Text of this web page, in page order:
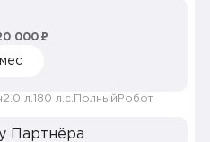
000 ₽
2.0 л. 180 л.с. Полный Робот
Партнёра